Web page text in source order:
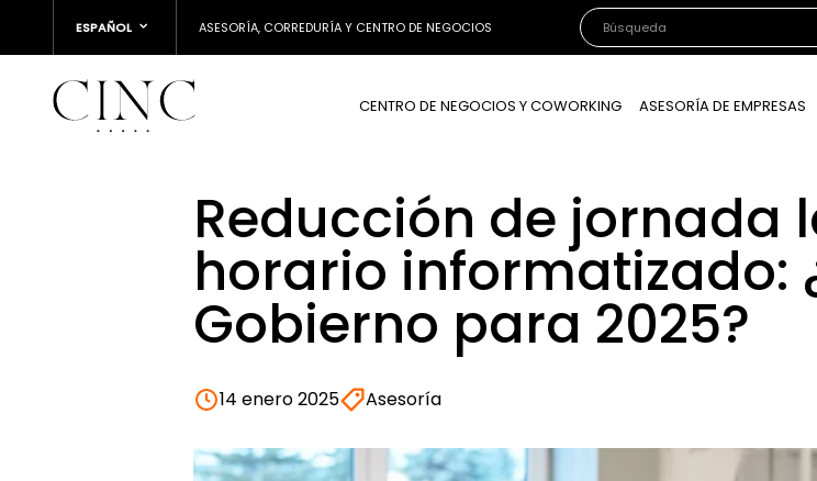
ESPAÑOL ASESORÍA, CORREDURÍA Y CENTRO DE NEGOCIOS
CENTRO DE NEGOCIOS Y COWORKING ASESORÍA DE EMPRESAS
Reducción de jornada
horario informatizado:
Gobierno para 2025?
14 enero 2025 Asesoría